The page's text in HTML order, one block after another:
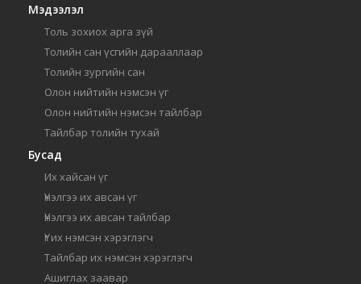
Мэдээлэл
Толь зохиох арга зүй
Толийн сан үсгийн дарааллаар
Толийн зургийн сан
Олон нийтийн нэмсэн үг
Олон нийтийн нэмсэн тайлбар
Тайлбар толийн тухай
Бусад
Их хайсан үг
Үнэлгээ их авсан үг
Үнэлгээ их авсан тайлбар
Үг их нэмсэн хэрэглэгч
Тайлбар их нэмсэн хэрэглэгч
Ашиглах заавар